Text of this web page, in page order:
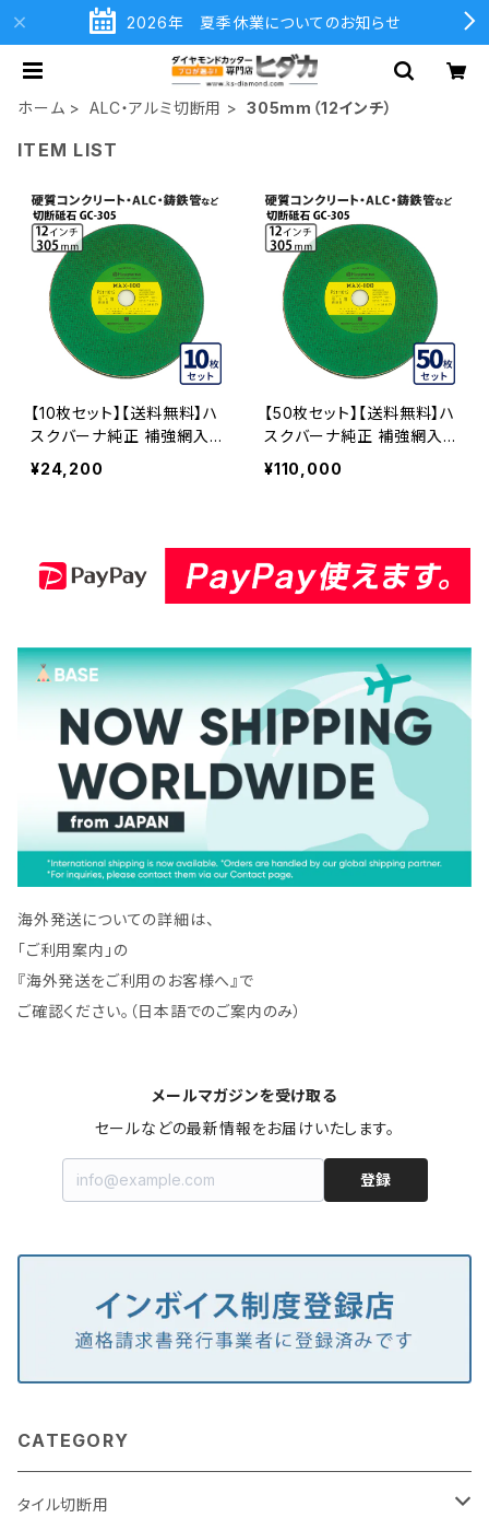
2026年 夏季休業についてのお知らせ
ホーム ALC・アルミ切断用 305mm（12インチ）
ITEM LIST
【10枚セット】【送料無料】ハ
スクバーナ純正 補強網入り
切断砥石 非金属用 GC-30
5 硬質コンクリート、ALC、
¥24,200
【50枚セット】【送料無料】ハ
スクバーナ純正 補強網入り
切断砥石 非金属用 GC-30
5 硬質コンクリート、ALC、
¥110,000
海外発送についての詳細は、
「ご利用案内」の
『海外発送をご利用のお客様へ』で
ご確認ください。（日本語でのご案内のみ）
メールマガジンを受け取る
セールなどの最新情報をお届けいたします。
登録
CATEGORY
タイル切断用